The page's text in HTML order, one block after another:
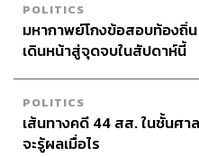
POLITICS
มหากาพย์โกงข้อสอบท้องถิ่
เดินหน้าสู่จุดจบในสัปดาห์นี้
POLITICS
เส้นทางคดี 44 สส. ในชั้นศา
จะรู้ผลเมื่อไร